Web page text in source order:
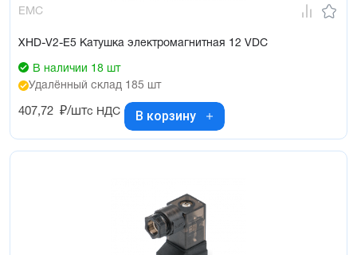
EMC
XHD-V2-E5 Катушка электромагнитная 12 VDC
В наличии 18 шт
Удалённый склад 185 шт
407,72 ₽/штс НДС В корзину